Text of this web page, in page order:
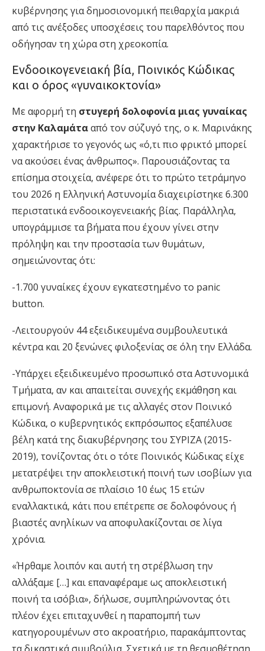
κυβέρνησης για δημοσιονομική πειθαρχία μακριά
από τις ανέξοδες υποσχέσεις του παρελθόντος που
οδήγησαν τη χώρα στη χρεοκοπία.
Ενδοοικογενειακή βία, Ποινικός Κώδικας
και ο όρος «γυναικοκτονία»
Με αφορμή τη στυγερή δολοφονία μιας γυναίκας
στην Καλαμάτααπό τον σύζυγό της, ο κ. Μαρινάκης
χαρακτήρισε το γεγονός ως «ό,τι πιο φρικτό μπορεί
να ακούσει ένας άνθρωπος». Παρουσιάζοντας τα
επίσημα στοιχεία, ανέφερε ότι το πρώτο τετράμηνο
του 2026 η Ελληνική Αστυνομία διαχειρίστηκε 6.300
περιστατικά ενδοοικογενειακής βίας. Παράλληλα,
υπογράμμισε τα βήματα που έχουν γίνει στην
πρόληψη και την προστασία των θυμάτων,
σημειώνοντας ότι:
-1.700 γυναίκες έχουν εγκατεστημένο το panic
button.
-Λειτουργούν 44 εξειδικευμένα συμβουλευτικά
κέντρα και 20 ξενώνες φιλοξενίας σε όλη την Ελλάδα.
-Υπάρχει εξειδικευμένο προσωπικό στα Αστυνομικά
Τμήματα, αν και απαιτείται συνεχής εκμάθηση και
επιμονή. Αναφορικά με τις αλλαγές στον Ποινικό
Κώδικα, ο κυβερνητικός εκπρόσωπος εξαπέλυσε
βέλη κατά της διακυβέρνησης του ΣΥΡΙΖΑ (2015-
2019), τονίζοντας ότι ο τότε Ποινικός Κώδικας είχε
μετατρέψει την αποκλειστική ποινή των ισοβίων για
ανθρωποκτονία σε πλαίσιο 10 έως 15 ετών
εναλλακτικά, κάτι που επέτρεπε σε δολοφόνους ή
βιαστές ανηλίκων να αποφυλακίζονται σε λίγα
χρόνια.
«Ήρθαμε λοιπόν και αυτή τη στρέβλωση την
αλλάξαμε […] και επαναφέραμε ως αποκλειστική
ποινή τα ισόβια», δήλωσε, συμπληρώνοντας ότι
πλέον έχει επιταχυνθεί η παραπομπή των
κατηγορουμένων στο ακροατήριο, παρακάμπτοντας